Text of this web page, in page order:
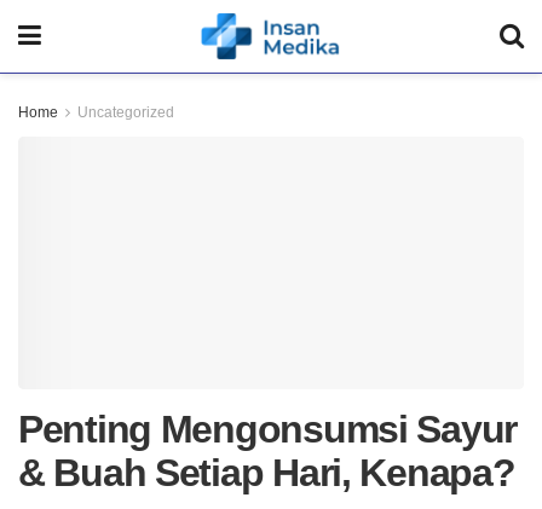
Home Uncategorized
Penting Mengonsumsi Sayur
& Buah Setiap Hari, Kenapa?